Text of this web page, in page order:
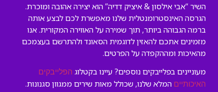
השיר “אבי אילסון & איציק דדיה” הוא יצירה אהובה ומוכרת.
הגרסה האינסטרומנטלית שלנו מאפשרת לכם לבצע אותה
ברמה הגבוהה ביותר, תוך שמירה על האווירה המקורית. אנו
מזמינים אתכם להאזין לדוגמית הסאונד ולהתרשם בעצמכם
מהאיכות ומההקפדה על הפרטים.
מעוניינים בפלייבקים נוספים? עיינו בקטלוג הפלייבקים
האיכותיים המלא שלנו, שכולל מאות שירים ממגוון סגנונות.